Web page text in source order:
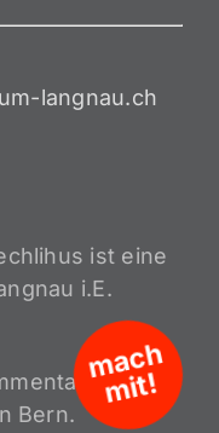
m
a
c
h
mit!
langnau.ch
ist eine
i.E.
Bern.